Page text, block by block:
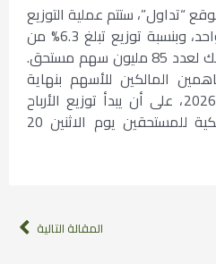
“تداول”، ستتم عملية التوزيع
بواقع 0.63 ريال للسهم الواحد، وبنسبة توزيع تبلغ 6.3% من
القيمة الاسمية للسهم، وذلك لعدد 85 مليون سهم مستحق.
المالكين للأسهم بنهاية
تداول يوم الاثنين 6 يوليو 2026، على أن يبدأ توزيع الأرباح
وإيداعها في الحسابات البنكية للمستحقين يوم الاثنين 20
المقالة التالية